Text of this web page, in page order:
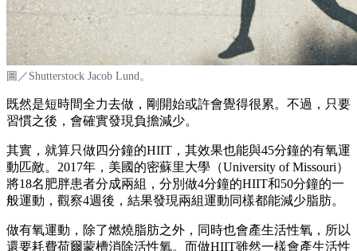
圖／Shutterstock Jacob Lund。
既然是短時間全力去做，剛開始或許會覺得很累。不過，只要
習慣之後，會確實發現負擔減少。
其實，就算只做四分鐘的HIIT，其效果也能與45分鐘的有氧運
動匹敵。2017年，美國的密蘇里大學（University of Missouri）
將18名肥胖患者分成兩組，分別做4分鐘的HIIT和50分鐘的一
般運動，觀察4週後，結果發現兩組運動同樣都能減少脂肪。
做有氧運動，除了燃燒脂肪之外，同時也會產生活性氧，所以
還要耗費荷爾蒙槽消除活性氧。而做HIIT雖然一樣會產生活性